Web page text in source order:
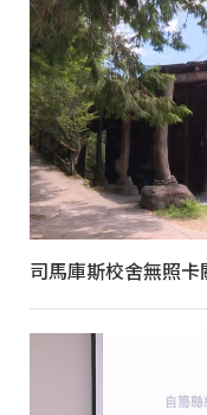
司馬庫斯校舍無照